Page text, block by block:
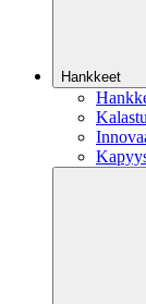
Hankkeet